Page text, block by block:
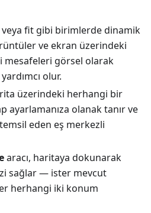
veya fit gibi birimlerde dinamik
ve ekran üzerindeki
mesafeleri görsel olarak
olur.
üzerindeki herhangi bir
ayarlamanıza olanak tanır ve
eden eş merkezli
aracı, haritaya dokunarak
sağlar — ister mevcut
herhangi iki konum